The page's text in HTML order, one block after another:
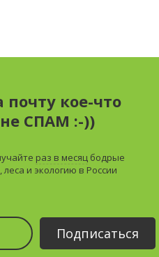
кое-что
не СПАМ :-))
раз в месяц бодрые
и экологию в России